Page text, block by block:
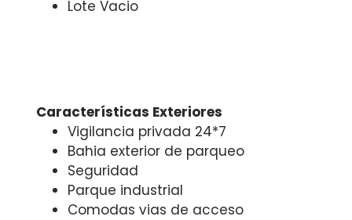
Lote Vacio
Características Exteriores
Vigilancia privada 24*7
Bahia exterior de parqueo
Seguridad
Parque industrial
Comodas vias de acceso